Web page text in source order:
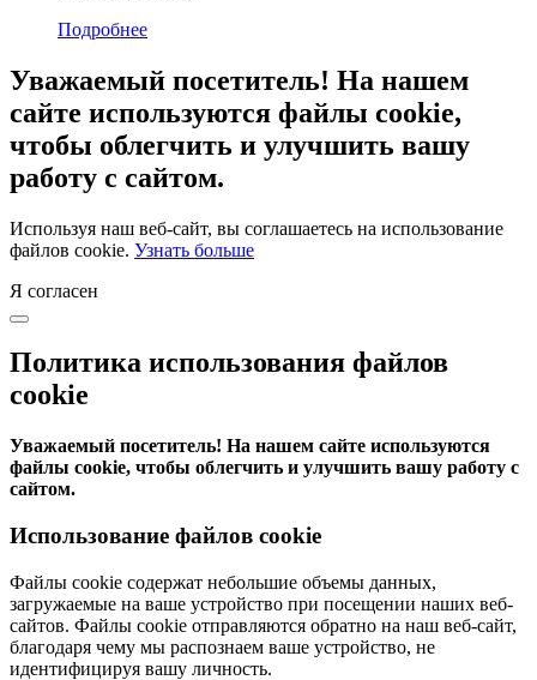
Подробнее
Уважаемый посетитель! На нашем
сайте используются файлы cookie,
чтобы облегчить и улучшить вашу
работу с сайтом.
Используя наш веб-сайт, вы соглашаетесь на использование
файлов cookie. Узнать больше
Я согласен
Политика использования файлов
cookie
Уважаемый посетитель! На нашем сайте используются
файлы cookie, чтобы облегчить и улучшить вашу работу с
сайтом.
Использование файлов cookie
Файлы cookie содержат небольшие объемы данных,
загружаемые на ваше устройство при посещении наших веб-
сайтов. Файлы cookie отправляются обратно на наш веб-сайт,
благодаря чему мы распознаем ваше устройство, не
идентифицируя вашу личность.